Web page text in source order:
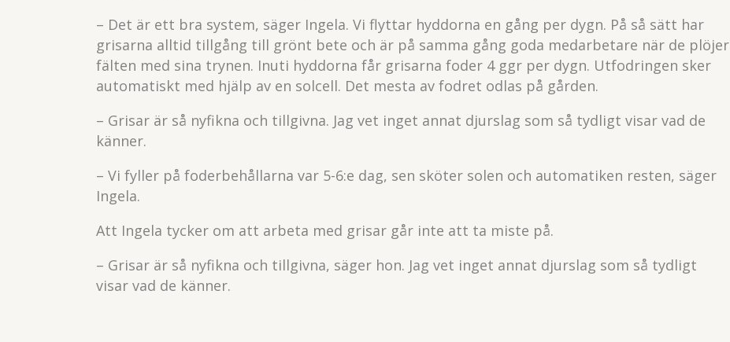
– Det är ett bra system, säger Ingela. Vi flyttar hyddorna en gång per dygn. På så sätt har
grisarna alltid tillgång till grönt bete och är på samma gång goda medarbetare när de plöjer
fälten med sina trynen. Inuti hyddorna får grisarna foder 4 ggr per dygn. Utfodringen sker
automatiskt med hjälp av en solcell. Det mesta av fodret odlas på gården.
– Grisar är så nyfikna och tillgivna. Jag vet inget annat djurslag som så tydligt visar vad de
känner.
– Vi fyller på foderbehållarna var 5-6:e dag, sen sköter solen och automatiken resten, säger
Ingela.
Att Ingela tycker om att arbeta med grisar går inte att ta miste på.
– Grisar är så nyfikna och tillgivna, säger hon. Jag vet inget annat djurslag som så tydligt
visar vad de känner.